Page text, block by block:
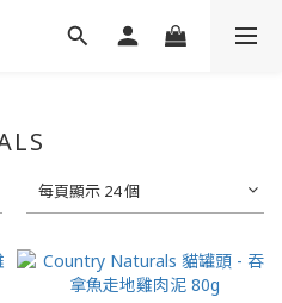
每頁顯示 24 個